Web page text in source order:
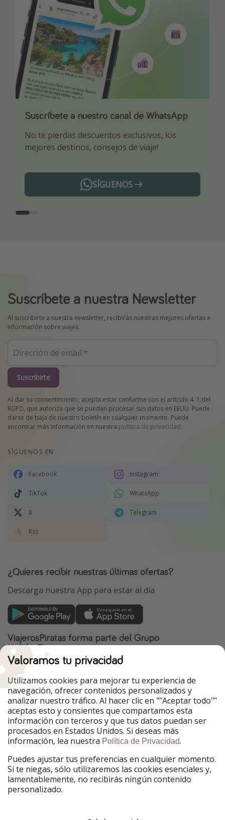
Suscríbete a nuestro canal de WhatsApp
No te pierdas descuentos exclusivos, los
mejores destinos, consejos de viaje!
SÍGUENOS
Descarga nuestra app
Sé el primero en reservar nuestros chollazos
¡Suscríbete a nuestro canal de Telegram!
¡Recibe las mejores ofertas seleccionadas para
ti por nuestros expertos en viajes
Telegram
Suscríbete a nuestra Newsletter
Al suscribirte a nuestra newsletter, recibirás nuestras mejores ofertas e
información sobre viajes.
Suscribirte
Al dar su consentimiento, acepta estar conforme con el artículo 4. 1.del
RGPD, que autoriza que se puedan procesar sus datos en EEUU. Puede
darse de baja de nuestro boletín en cualquier momento. Puede
encontrar más información en nuestra política de privacidad.
SÍGUENOS EN
Facebook Instagram
TikTok WhatsApp
X Telegram
Rss
¿Quieres recibir nuestras últimas ofertas?
Descarga nuestra App para estar al día
ViajerosPiratas forma parte del Grupo
HolidayPirates
Nuestros mercados
PiratinViaggio
HolidayPirates
VakantiePiraten
WakacyjniPiraci
VoyagesPirates
Ferienpiraten
Urlaubspiraten
Urlaubspiraten
TravelPirates
Nuestro grupo
HolidayPirates Group
Conócenos mejor
Sobre ViajerosPiratas
Información legal
Valoramos tu privacidad
Utilizamos cookies para mejorar tu experiencia de
navegación, ofrecer contenidos personalizados y
analizar nuestro tráfico. Al hacer clic en ""Aceptar todo""
aceptas esto y consientes que compartamos esta
información con terceros y que tus datos puedan ser
procesados en Estados Unidos. Si deseas más
información, lea nuestra Política de Privacidad.
Puedes ajustar tus preferencias en cualquier momento.
Si te niegas, sólo utilizaremos las cookies esenciales y,
lamentablemente, no recibirás ningún contenido
personalizado.